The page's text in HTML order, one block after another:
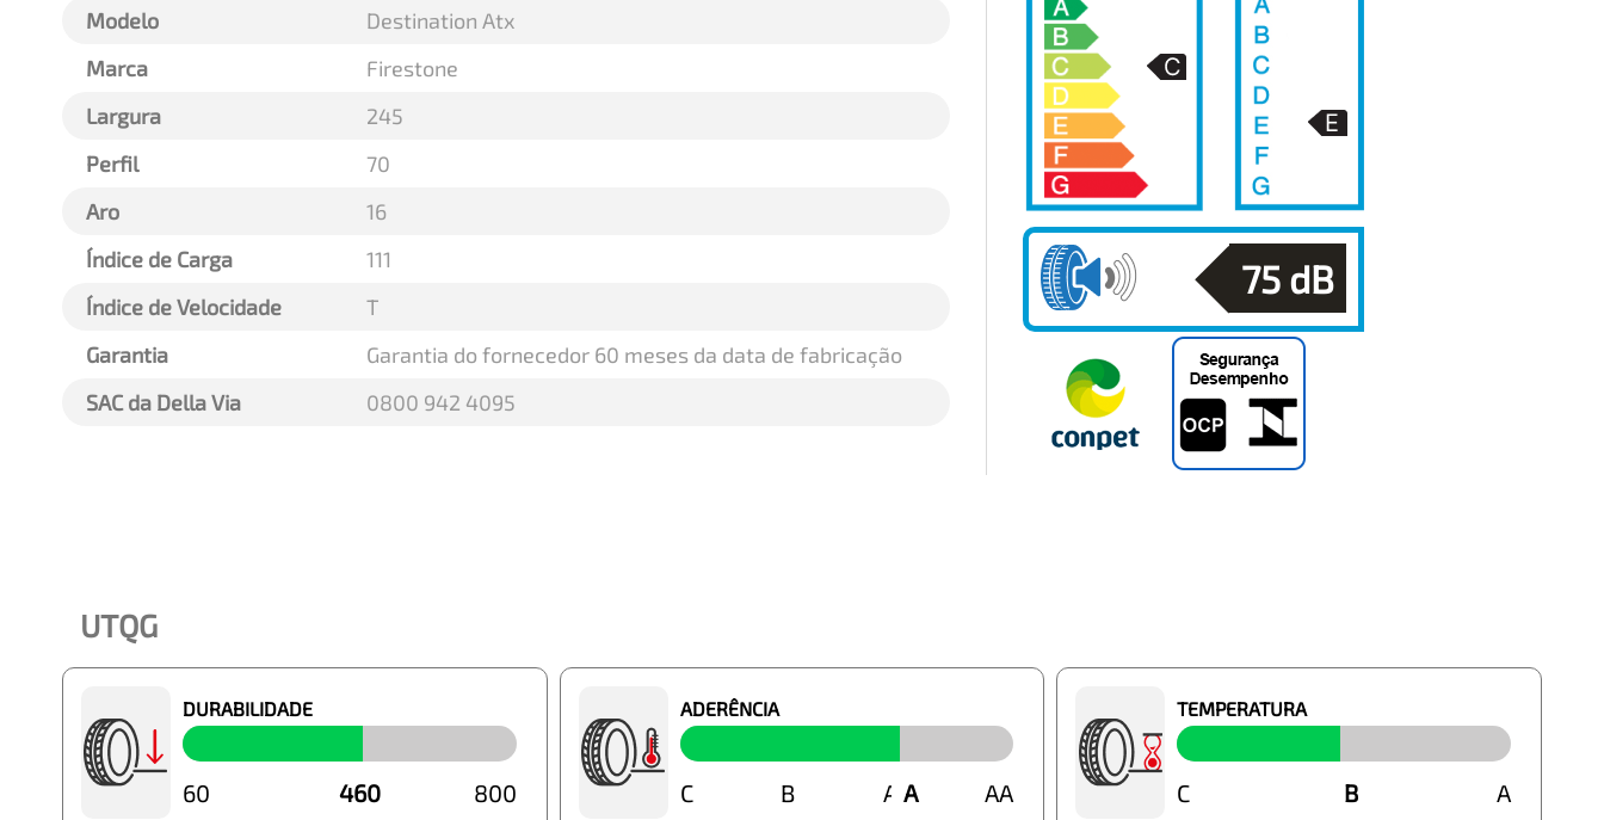
Modelo
Destination Atx
Marca
Firestone
Largura
245
Perfil
70
Aro
16
Índice de Carga
111
Índice de Velocidade
T
Garantia
Garantia do fornecedor 60 meses da data de fabricação
SAC da Della Via
0800 942 4095
75 dB
UTQG
DURABILIDADE
460
60 800
ADERÊNCIA
A
C B A AA
TEMPERATURA
B
C B A